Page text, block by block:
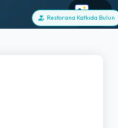
+0
Restorana Katkıda Bulun